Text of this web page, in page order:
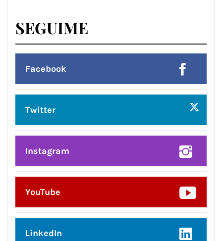
SEGUIME
Facebook
Twitter
Instagram
YouTube
LinkedIn